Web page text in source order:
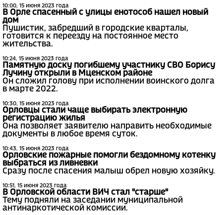
10:00, 15 июня 2023 года
В Орле спасенный с улицы енотособ нашел новый
дом
Пушистик, забредший в городские кварталы,
готовится к переезду на постоянное место
жительства.
10:24, 15 июня 2023 года
Памятную доску погибшему участнику СВО Борису
Лучину открыли в Мценском районе
Он сложил голову при исполнении воинского долга
в марте 2022.
10:30, 15 июня 2023 года
Орловцы стали чаще выбирать электронную
регистрацию жилья
Она позволяет заявителю направить необходимые
документы в любое время суток.
10:43, 15 июня 2023 года
Орловские пожарные помогли бездомному котенку
выбраться из ливневки
Сразу после спасения малыш обрел новую хозяйку.
10:51, 15 июня 2023 года
В Орловской области ВИЧ стал "старше"
Тему подняли на заседании муниципальной
антинаркотической комиссии.